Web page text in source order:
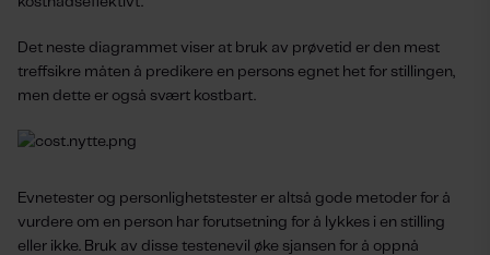
Det neste diagrammet viser at bruk av prøvetid er den mest
treffsikre måten å predikere en persons egnet het for stillingen,
men dette er også svært kostbart.
Evnetester og personlighetstester er altså gode metoder for å
vurdere om en person har forutsetning for å lykkes i en stilling
eller ikke. Bruk av disse testenevil øke sjansen for å oppnå